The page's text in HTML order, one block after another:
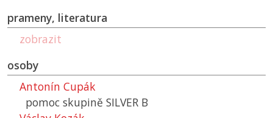
prameny, literatura
zobrazit
osoby
Antonín Cupák
pomoc skupině SILVER B